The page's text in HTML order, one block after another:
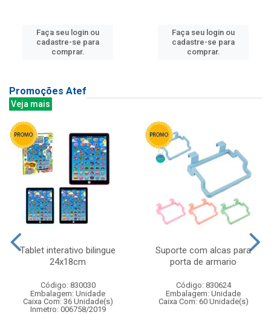
Faça seu login ou
cadastre-se para
comprar.
Faça seu login ou
cadastre-se para
comprar.
Promoções Atef
Veja mais
Tablet interativo bilingue
24x18cm
Código: 830030
Embalagem: Unidade
Caixa Com: 36 Unidade(s)
Inmetro: 006758/2019
Suporte com alcas para
porta de armario
Código: 830624
Embalagem: Unidade
Caixa Com: 60 Unidade(s)